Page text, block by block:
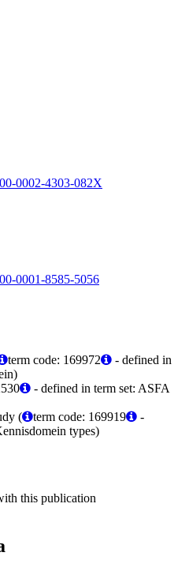
0002-4303-082X
0001-8585-5056
term code: 169972
- defined in
- defined in term set: ASFA
(
term code: 169919
-
types)
this publication